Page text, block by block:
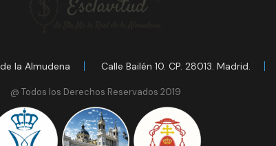
la Almudena Calle Bailén 10. CP. 28013. Madrid.
@ Todos los Derechos Reservados 2019